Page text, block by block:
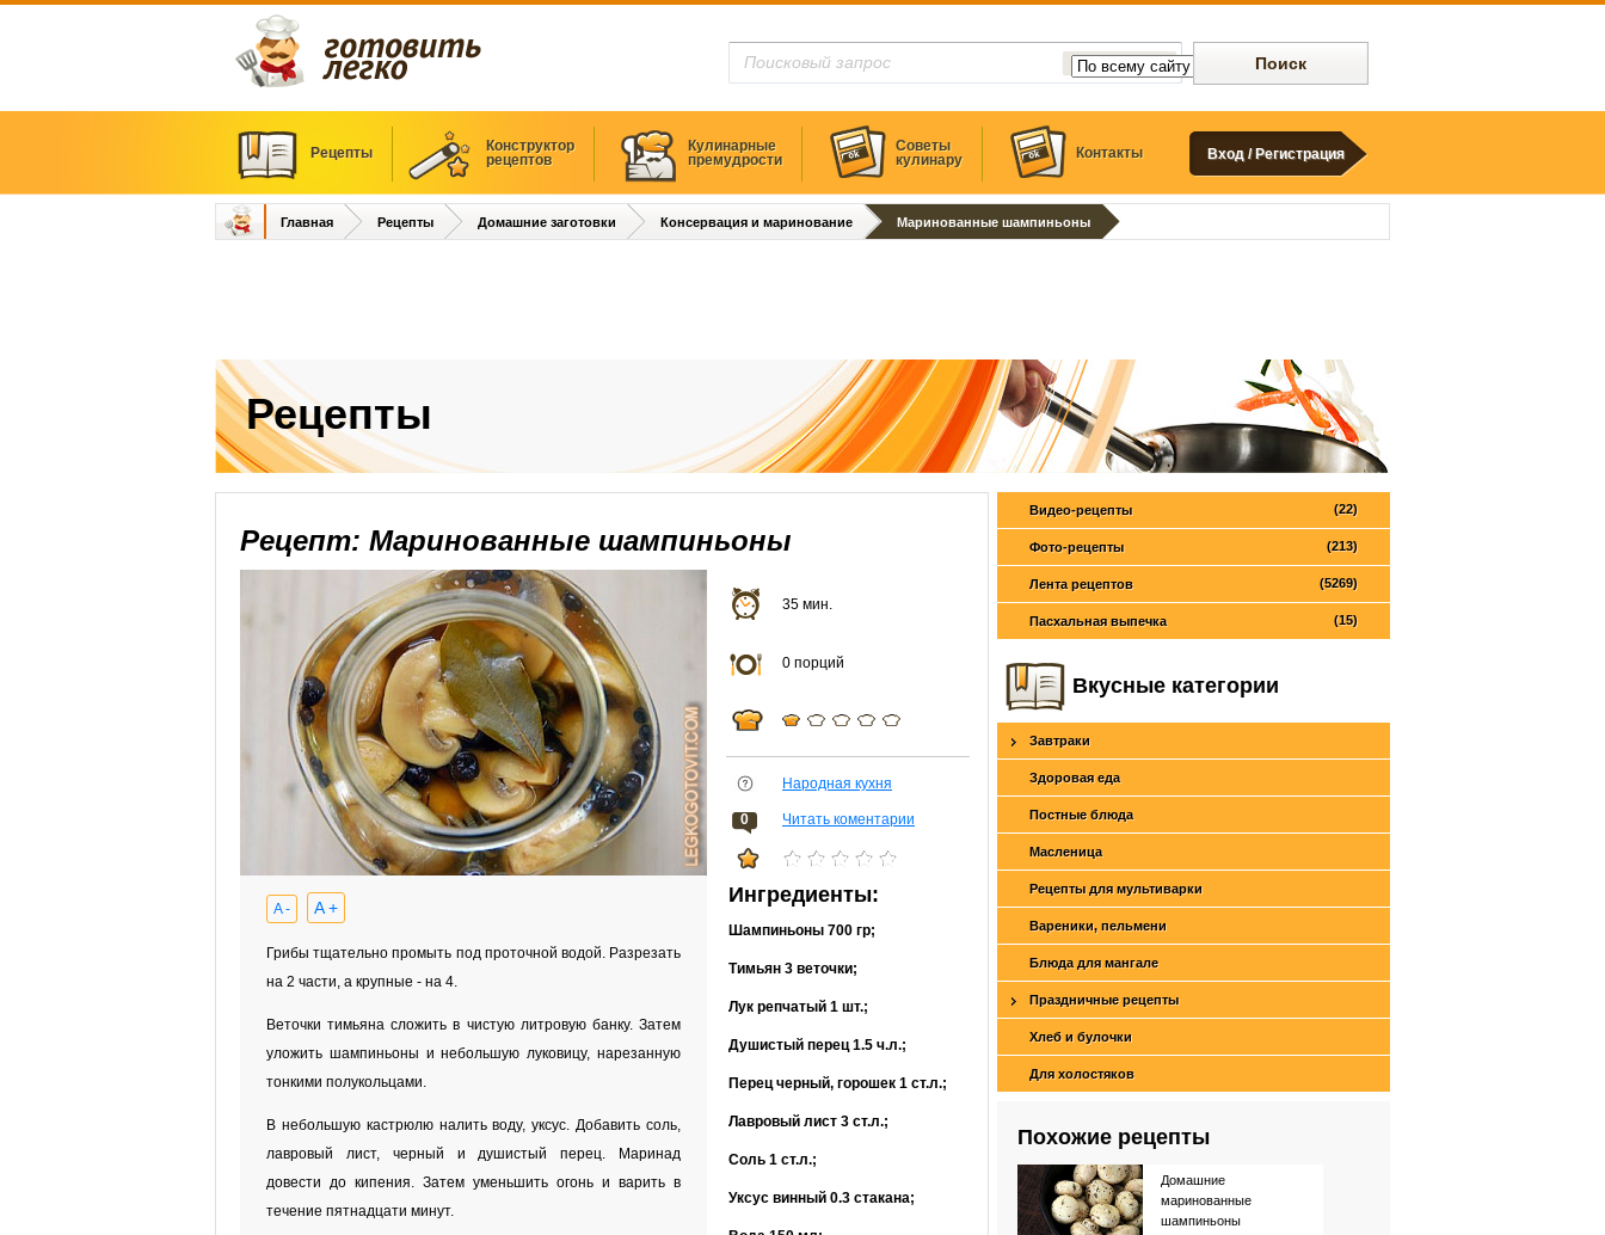
Рецепты
Конструктор
рецептов
Кулинарные
премудрости
Советы
кулинару
Контакты Вход / Регистрация
Главная Рецепты Домашние заготовки Консервация и маринование Маринованные шампиньоны
Рецепты
Рецепт: Маринованные шампиньоны
A - A +
Грибы тщательно промыть под проточной водой. Разрезать
на 2 части, а крупные - на 4.
Веточки тимьяна сложить в чистую литровую банку. Затем
уложить шампиньоны и небольшую луковицу, нарезанную
тонкими полукольцами.
В небольшую кастрюлю налить воду, уксус. Добавить соль,
лавровый лист, черный и душистый перец. Маринад
довести до кипения. Затем уменьшить огонь и варить в
течение пятнадцати минут.
35 мин.
0 порций
Народная кухня
0 Читать коментарии
Ингредиенты:
Шампиньоны 700 гр;
Тимьян 3 веточки;
Лук репчатый 1 шт.;
Душистый перец 1.5 ч.л.;
Перец черный, горошек 1 ст.л.;
Лавровый лист 3 ст.л.;
Соль 1 ст.л.;
Уксус винный 0.3 стакана;
(22)
Видео-рецепты
(213)
Фото-рецепты
(5269)
Лента рецептов
(15)
Пасхальная выпечка
Вкусные категории
Завтраки
Здоровая еда
Постные блюда
Масленица
Рецепты для мультиварки
Вареники, пельмени
Блюда для мангале
Праздничные рецепты
Хлеб и булочки
Для холостяков
Похожие рецепты
Домашние
маринованные
шампиньоны